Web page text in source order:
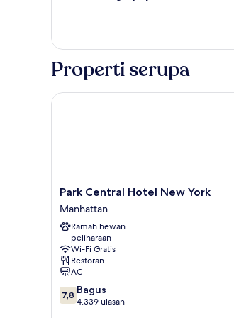
Kamar
Properti serupa
Park
Central
Hotel
New
York
Manhattan
Park Central Hotel New York
Manhattan
Ramah hewan
peliharaan
Wi-Fi Gratis
Restoran
AC
7.8
dari
7,8 Bagus
4.339 ulasan
Park Central Hotel New York